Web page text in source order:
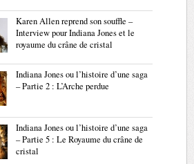
Karen Allen reprend son souffle –
Interview pour Indiana Jones et le
royaume du crâne de cristal
Indiana Jones ou l’histoire d’une saga
– Partie 2 : L’Arche perdue
Indiana Jones ou l’histoire d’une saga
– Partie 5 : Le Royaume du crâne de
cristal